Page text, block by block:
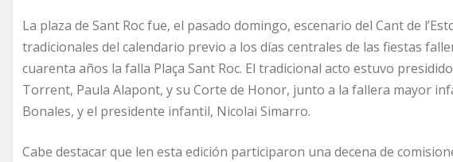
La plaza de Sant Roc fue, el pasado domingo, escenario del Cant de
tradicionales del calendario previo a los días centrales de las fiestas
cuarenta años la falla Plaça Sant Roc. El tradicional acto estuvo
Torrent, Paula Alapont, y su Corte de Honor, junto a la fallera mayor
Bonales, y el presidente infantil, Nicolai Simarro.
Cabe destacar que len esta edición participaron una decena de